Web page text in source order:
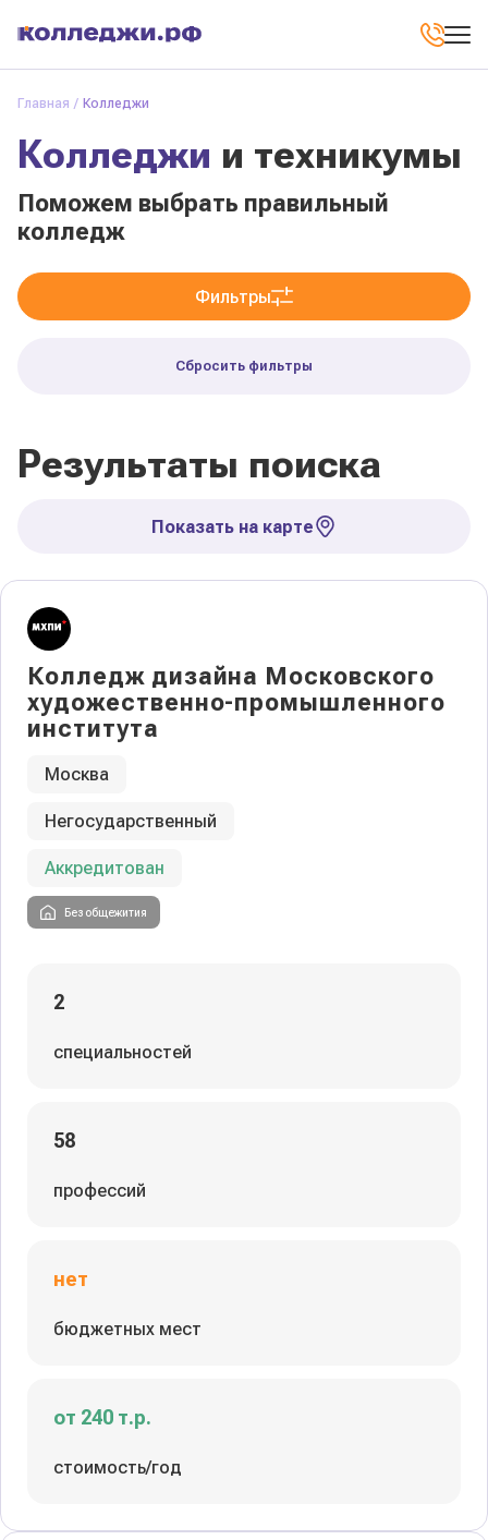
Главная Колледжи
Колледжи и техникумы
Поможем выбрать правильный
колледж
Фильтры
Сбросить фильтры
Результаты поиска
Показать на карте
Колледж дизайна Московского
художественно-промышленного
института
Москва
Негосударственный
Аккредитован
Без общежития
2
специальностей
58
профессий
нет
бюджетных мест
от 240 т.р.
стоимость/год